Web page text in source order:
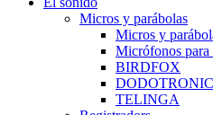
Micros y parábolas
Micros y
Micrófonos para
BIRDFOX
DODOTRONIC
TELINGA